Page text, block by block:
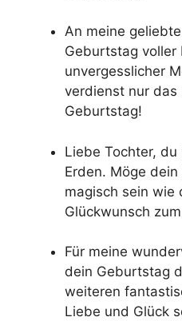
An meine
Geburtstag voller
unvergesslicher
verdienst nur das
Geburtstag!
Liebe Tochter,
Erden. Möge
magisch sein wie
Glückwunsch
Für meine
dein Geburtstag
weiteren
Liebe und Glück